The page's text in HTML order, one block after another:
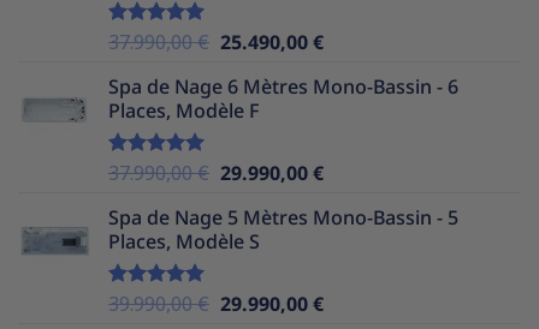
Note5.00
37.990,00€ Le
initial
était :
25.490,00€Le
actuel
Spa de Nage 6 Mètres Mono-Bassin - 6
Places, Modèle F
Note5.00
37.990,00€ Le
initial
était :
29.990,00€Le
actuel
Spa de Nage 5 Mètres Mono-Bassin - 5
Places, Modèle S
Note5.00
39.990,00€ Le
29.990,00€Le